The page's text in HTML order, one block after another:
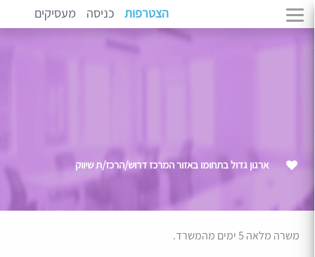
הצטרפות כניסה מעסיקים
ארגון גדול בתחומו באזור המרכז דרוש/הרכז/ת שיווק
משרה מלאה 5 ימים מהמשרד.